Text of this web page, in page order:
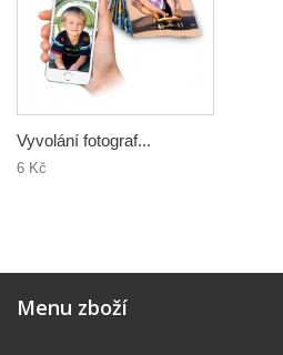
Vyvolání fotograf...
6 Kč
Menu zboží